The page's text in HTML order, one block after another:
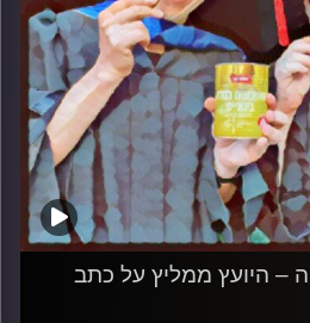
– היועץ ממליץ על כתב